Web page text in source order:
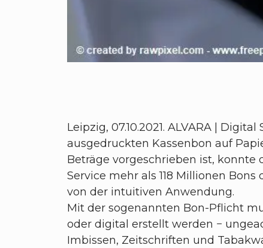
Leipzig, 07.10.2021. ALVARA |
ausgedruckten Kassenbon auf
Beträge vorgeschrieben ist,
Service mehr als 118 Millionen
von der intuitiven Anwendung.
Mit der sogenannten Bon-Pflicht
oder digital erstellt werden −
Imbissen, Zeitschriften und